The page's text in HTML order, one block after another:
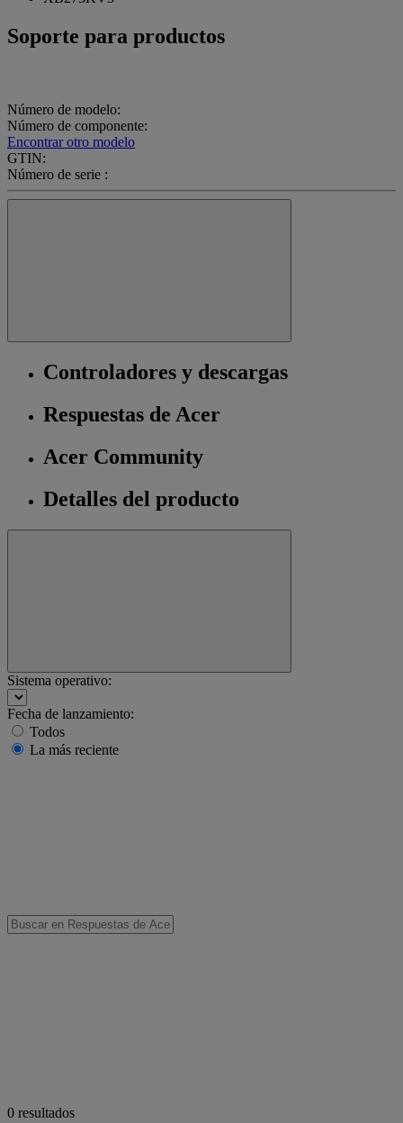
Soporte para productos
Número de modelo:
Número de componente:
Encontrar otro modelo
GTIN:
Número de serie :
Controladores y descargas
Respuestas de Acer
Acer Community
Detalles del producto
Sistema operativo:
Fecha de lanzamiento:
Todos
La más reciente
0 resultados